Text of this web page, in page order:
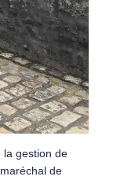
la gestion de
de